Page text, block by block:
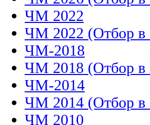
ЧМ 2022
ЧМ 2022 (Отбор в
ЧМ-2018
ЧМ 2018 (Отбор в
ЧМ-2014
ЧМ 2014 (Отбор в
ЧМ 2010